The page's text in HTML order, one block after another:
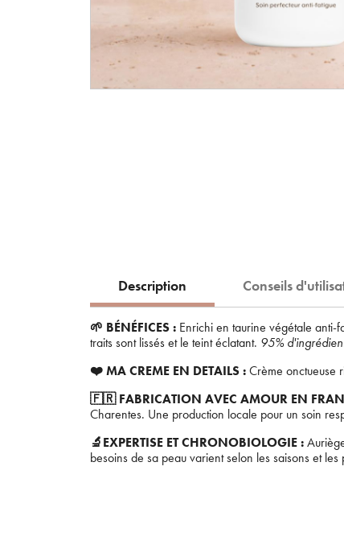
Description Conseils
🌱 BÉNÉFICES : Enrichi en taurine végétale anti-
traits sont lissés et le teint éclatant. 95%
❤️ MA CREME EN DETAILS :Crème onctueuse
🇫🇷 FABRICATION AVEC AMOUR EN
Charentes. Une production locale pour un soin
🔬EXPERTISE ET CHRONOBIOLOGIE :
besoins de sa peau varient selon les saisons et